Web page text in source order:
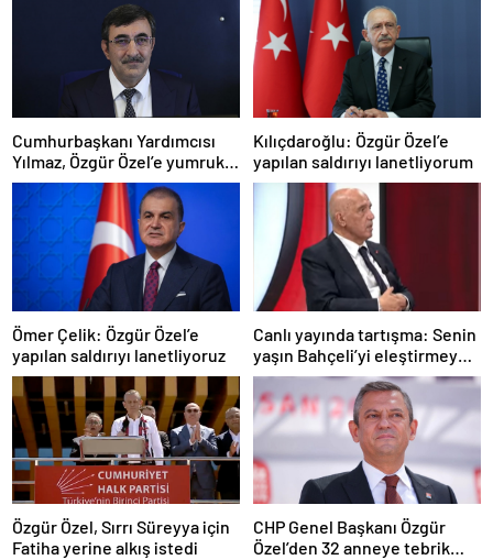
Cumhurbaşkanı Yardımcısı
Yılmaz, Özgür Özel’e yumruklu
saldırıyı kınadı
Kılıçdaroğlu: Özgür Özel’e
yapılan saldırıyı lanetliyorum
Ömer Çelik: Özgür Özel’e
yapılan saldırıyı lanetliyoruz
Canlı yayında tartışma: Senin
yaşın Bahçeli’yi eleştirmeye
yetmez
Özgür Özel, Sırrı Süreyya için
Fatiha yerine alkış istedi
CHP Genel Başkanı Özgür
Özel’den 32 anneye tebrik